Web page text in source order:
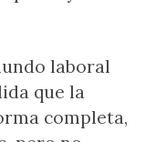
laboral
que la
completa,